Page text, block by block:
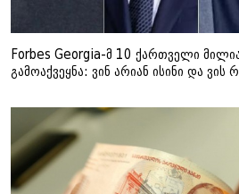
Forbes Georgia-მ 10 ქართველი
გამოაქვეყნა: ვინ არიან ისინი და ვის